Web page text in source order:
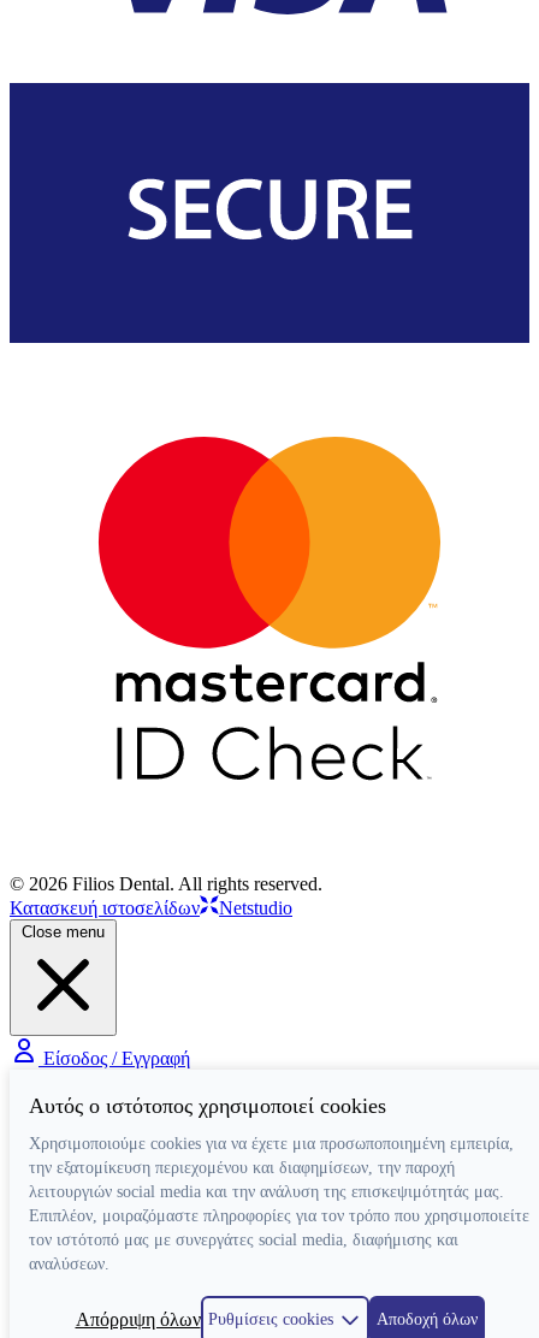
© 2026 Filios Dental. All rights reserved.
Κατασκευή ιστοσελίδων
Netstudio
Close menu
Είσοδος / Εγγραφή
Αυτός ο ιστότοπος χρησιμοποιεί cookies
Χρησιμοποιούμε cookies για να έχετε μια προσωποποιημένη εμπειρία,
την εξατομίκευση περιεχομένου και διαφημίσεων, την παροχή
λειτουργιών social media και την ανάλυση της επισκεψιμότητάς μας.
Επιπλέον, μοιραζόμαστε πληροφορίες για τον τρόπο που χρησιμοποιείτε
τον ιστότοπό μας με συνεργάτες social media, διαφήμισης και
αναλύσεων.
Απόρριψη όλων Ρυθμίσεις cookies Αποδοχή όλων